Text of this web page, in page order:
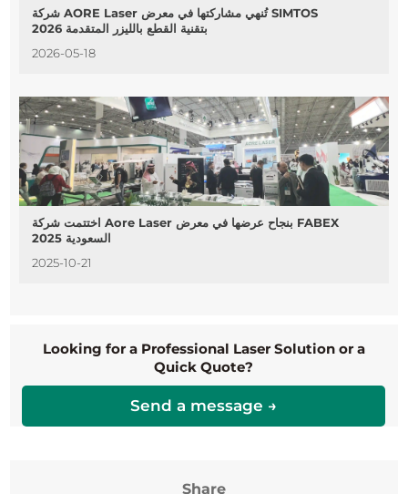
شركة AORE Laser تُنهي مشاركتها في معرض SIMTOS
2026 بتقنية القطع بالليزر المتقدمة
2026-05-18
اختتمت شركة Aore Laser بنجاح عرضها في معرض FABEX
السعودية 2025
2025-10-21
Looking for a Professional Laser Solution or a
Quick Quote?
Send a message →
Share